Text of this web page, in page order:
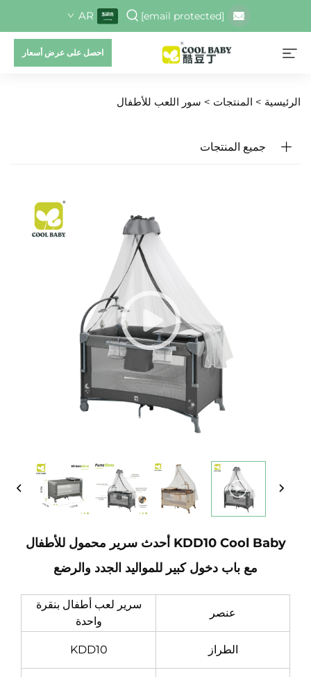
[email protected]
AR
احصل على عرض أسعار
الرئيسية > المنتجات > سور اللعب للأطفال
جميع المنتجات
KDD10 Cool Baby أحدث سرير محمول للأطفال
مع باب دخول كبير للمواليد الجدد والرضع
عنصر
سرير لعب أطفال بنقرة
واحدة
الطراز KDD10